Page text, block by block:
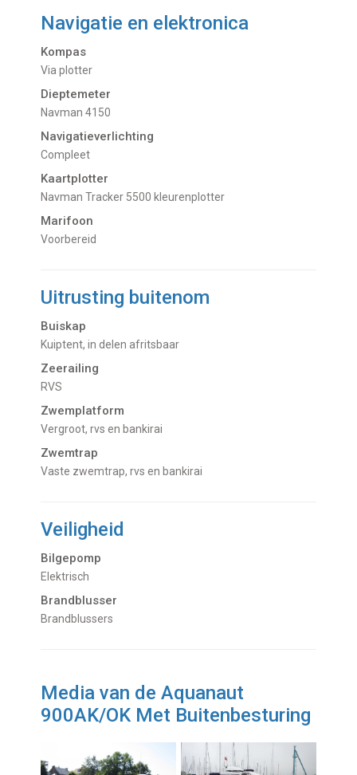
Navigatie en elektronica
Kompas
Via plotter
Dieptemeter
Navman 4150
Navigatieverlichting
Compleet
Kaartplotter
Navman Tracker 5500 kleurenplotter
Marifoon
Voorbereid
Uitrusting buitenom
Buiskap
Kuiptent, in delen afritsbaar
Zeerailing
RVS
Zwemplatform
Vergroot, rvs en bankirai
Zwemtrap
Vaste zwemtrap, rvs en bankirai
Veiligheid
Bilgepomp
Elektrisch
Brandblusser
Brandblussers
Media van de Aquanaut
900AK/OK Met Buitenbesturing